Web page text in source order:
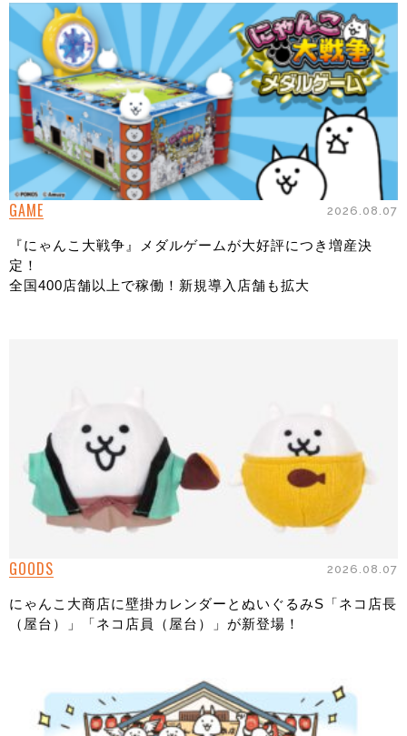
GAME 2026.08.07
『にゃんこ大戦争』メダルゲームが大好評につき増産決
定！
全国400店舗以上で稼働！新規導入店舗も拡大
GOODS 2026.08.07
にゃんこ大商店に壁掛カレンダーとぬいぐるみS「ネコ店長
（屋台）」「ネコ店員（屋台）」が新登場！